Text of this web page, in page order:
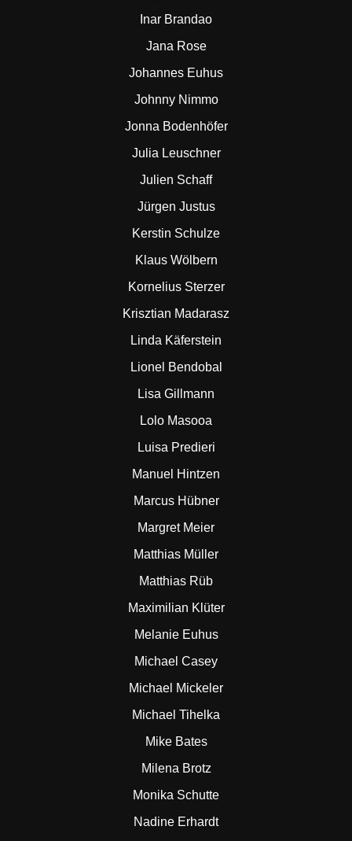
Inar Brandao
Jana Rose
Johannes Euhus
Johnny Nimmo
Jonna Bodenhöfer
Julia Leuschner
Julien Schaff
Jürgen Justus
Kerstin Schulze
Klaus Wölbern
Kornelius Sterzer
Krisztian Madarasz
Linda Käferstein
Lionel Bendobal
Lisa Gillmann
Lolo Masooa
Luisa Predieri
Manuel Hintzen
Marcus Hübner
Margret Meier
Matthias Müller
Matthias Rüb
Maximilian Klüter
Melanie Euhus
Michael Casey
Michael Mickeler
Michael Tihelka
Mike Bates
Milena Brotz
Monika Schutte
Nadine Erhardt